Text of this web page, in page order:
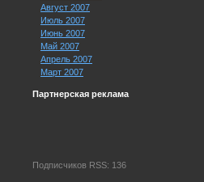
Август 2007
Июль 2007
Июнь 2007
Май 2007
Апрель 2007
Март 2007
Партнерская реклама
Подписчиков RSS: 136